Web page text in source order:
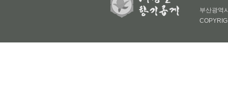
부산광역